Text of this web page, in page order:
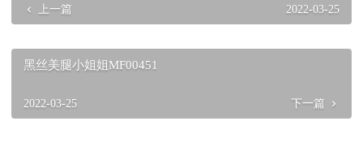
上一篇 2022-03-25
黑丝美腿小姐姐MF00451
2022-03-25 下一篇